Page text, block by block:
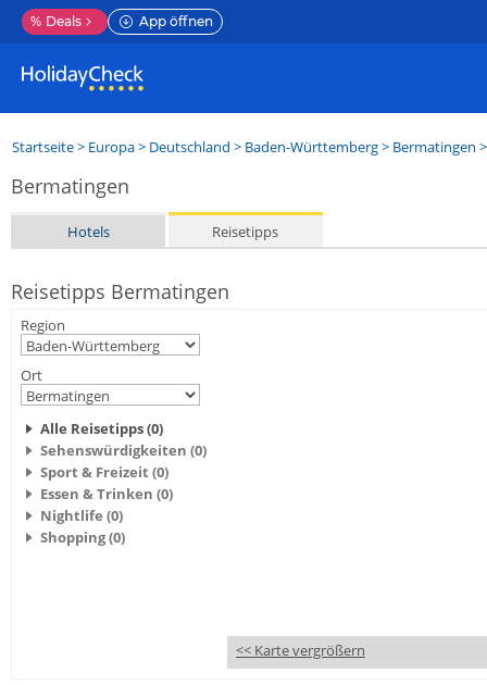
% Deals App öffnen
Startseite> Europa> Deutschland > Baden-Württemberg> Bermatingen
Bermatingen
Hotels Reisetipps
Reisetipps Bermatingen
Region
Ort
Alle Reisetipps (0)
Sehenswürdigkeiten (0)
Sport & Freizeit (0)
Essen & Trinken (0)
Nightlife (0)
Shopping (0)
<< Karte vergrößern